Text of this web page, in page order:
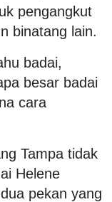
pengangkut
binatang lain.
badai,
besar badai
cara
Tampa tidak
Helene
pekan yang